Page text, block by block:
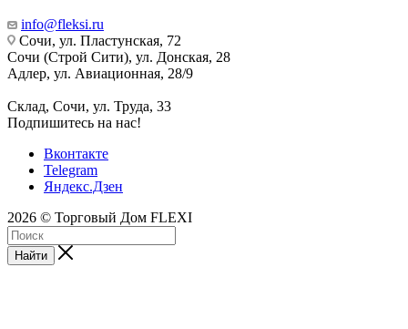
info@fleksi.ru
Сочи, ул. Пластунская, 72
Сочи (Строй Сити), ул. Донская, 28
Адлер, ул. Авиационная, 28/9
Склад, Сочи, ул. Труда, 33
Подпишитесь на нас!
Вконтакте
Telegram
Яндекс.Дзен
2026 © Торговый Дом FLEXI
Найти